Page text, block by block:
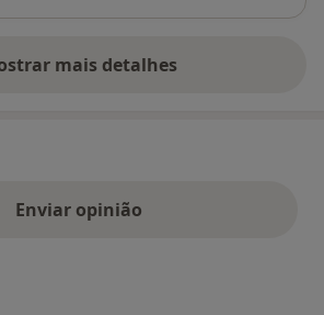
mais detalhes
sobre o endereço
Enviar opinião